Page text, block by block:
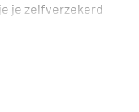
je zelfverzekerd
verzorgde look.